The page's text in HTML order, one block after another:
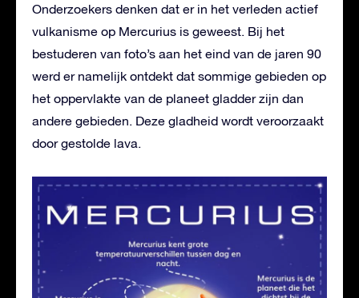
Onderzoekers denken dat er in het verleden actief
vulkanisme op Mercurius is geweest. Bij het
bestuderen van foto’s aan het eind van de jaren 90
werd er namelijk ontdekt dat sommige gebieden op
het oppervlakte van de planeet gladder zijn dan
andere gebieden. Deze gladheid wordt veroorzaakt
door gestolde lava.